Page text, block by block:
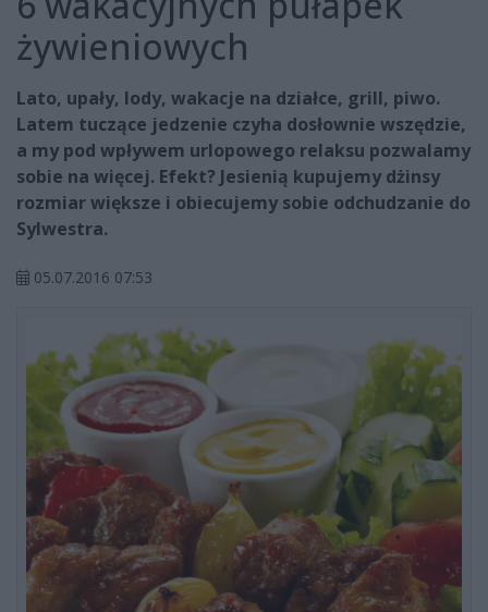
żywieniowych
Lato, upały, lody, wakacje na działce, grill, piwo.
Latem tuczące jedzenie czyha dosłownie wszędzie,
a my pod wpływem urlopowego relaksu pozwalamy
sobie na więcej. Efekt? Jesienią kupujemy dżinsy
rozmiar większe i obiecujemy sobie odchudzanie do
Sylwestra.
05.07.2016 07:53